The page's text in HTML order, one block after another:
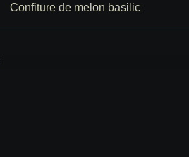
Confiture de melon basilic